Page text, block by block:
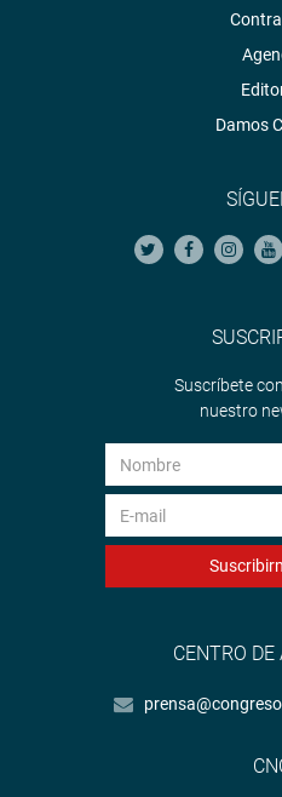
Damos
Suscríbete
nuestro
CENTRO DE